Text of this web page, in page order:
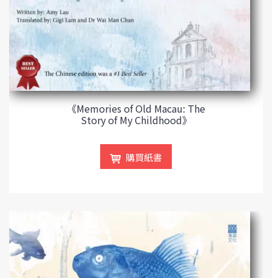
《Memories of Old Macau: The
Story of My Childhood》
購買紙書